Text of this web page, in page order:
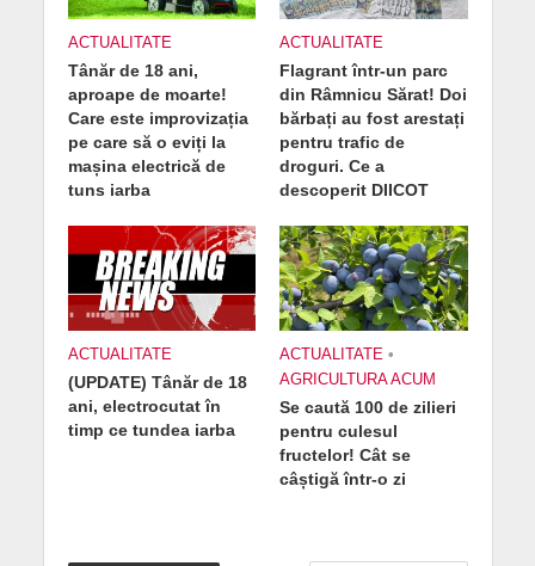
ACTUALITATE
Tânăr de 18 ani,
aproape de moarte!
Care este improvizația
pe care să o eviți la
mașina electrică de
tuns iarba
ACTUALITATE
Flagrant într-un parc
din Râmnicu Sărat! Doi
bărbați au fost arestați
pentru trafic de
droguri. Ce a
descoperit DIICOT
ACTUALITATE
(UPDATE) Tânăr de 18
ani, electrocutat în
timp ce tundea iarba
ACTUALITATE •
AGRICULTURA ACUM
Se caută 100 de zilieri
pentru culesul
fructelor! Cât se
câștigă într-o zi